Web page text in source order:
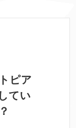
ピア
てい